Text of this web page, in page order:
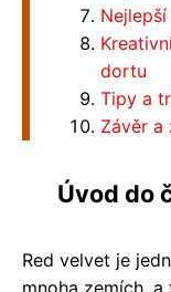
dortu
Tipy a
Závěr a
Úvod do
Red velvet je
mnoha zemích,